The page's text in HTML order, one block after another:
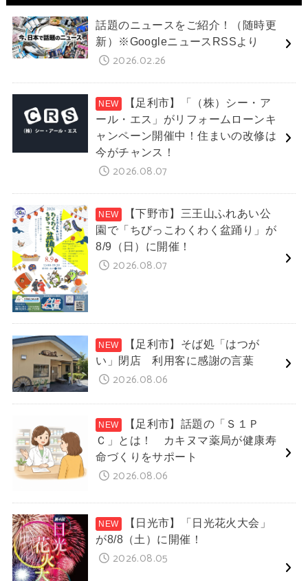
話題のニュースをご紹介！（随時更
新）※GoogleニュースRSSより
2026.02.26
【足利市】「（株）シー・ア
ール・エス」がリフォームローンキ
ャンペーン開催中！住まいの改修は
今がチャンス！
2026.08.07
【下野市】三王山ふれあい公
園で「ちびっこわくわく盆踊り」が
8/9（日）に開催！
2026.08.07
【足利市】そば処「はつが
い」閉店 利用客に感謝の言葉
2026.08.06
【足利市】話題の「Ｓ１Ｐ
Ｃ」とは！ カキヌマ薬局が健康寿
命づくりをサポート
2026.08.06
【日光市】「日光花火大会」
が8/8（土）に開催！
2026.08.05